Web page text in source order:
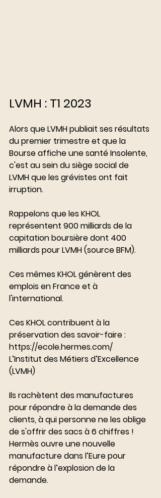
LVMH : T1 2023
Alors que LVMH publiait ses résultats
du premier trimestre et que la
Bourse affiche une santé Insolente,
c'est au sein du siège social de
LVMH que les grévistes ont fait
irruption.
Rappelons que les KHOL
représentent 900 milliards de la
capitation boursière dont 400
milliards pour LVMH (source BFM).
Ces mêmes KHOL génèrent des
emplois en France et à
l'international.
Ces KHOL contribuent à la
préservation des savoir-faire :
https://ecole.hermes.com/
L’Institut des Métiers d’Excellence
(LVMH)
Ils rachètent des manufactures
pour répondre à la demande des
clients, à qui personne ne les oblige
de s'offrir des sacs à 6 chiffres !
Hermès ouvre une nouvelle
manufacture dans l’Eure pour
répondre à l’explosion de la
demande.